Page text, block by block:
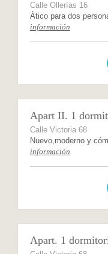
Calle Ollerías 16
Ático para dos
información
Apart II. 1
Calle Victoria 68
Nuevo,moderno y
información
Apart. 1